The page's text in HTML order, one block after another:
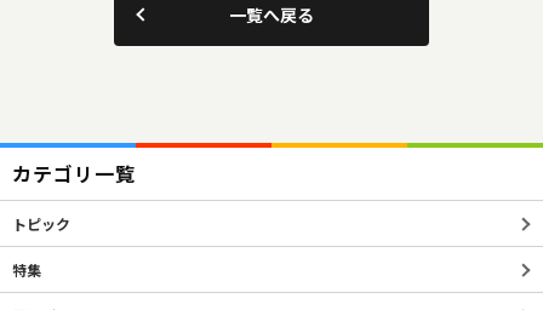
一覧へ戻る
カテゴリ一覧
トピック
特集